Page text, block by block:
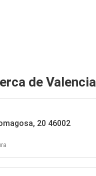
de Valencia
20 46002